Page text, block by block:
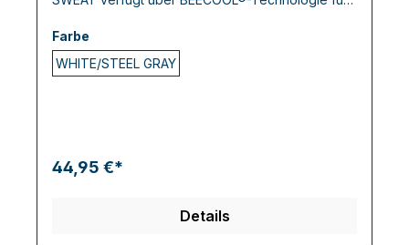
ist in einer regulären Passform gestaltet und
enthält Daumenlöcher an den Bündchen für
zusätzliche Wärme und einen sicheren Sitz bei
Bewegung. Chevrons auf den Schultern und das
Farbe
WHITE/STEEL GRAY
44,95 €*
Details